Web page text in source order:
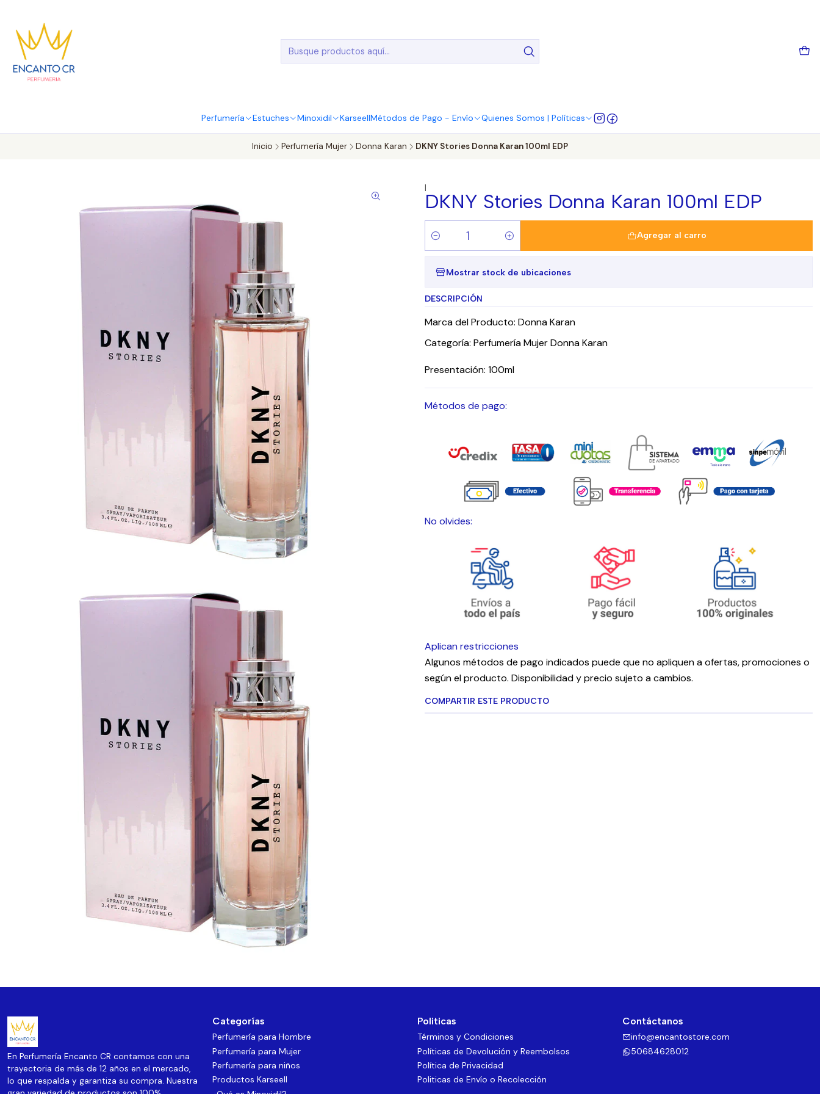
Perfumería Estuches Minoxidil KarseellMétodos de Pago - Envío Quienes Somos | Políticas
Inicio Perfumería Mujer Donna Karan DKNY Stories Donna Karan 100ml EDP
|
DKNY Stories Donna Karan 100ml EDP
Cantidad
Agregar al carro
Mostrar stock de ubicaciones
DESCRIPCIÓN
Marca del Producto: Donna Karan
Categoría: Perfumería Mujer Donna Karan
Presentación: 100ml
Métodos de pago:
No olvides:
Aplican restricciones
Algunos métodos de pago indicados puede que no apliquen a ofertas, promociones o
según el producto. Disponibilidad y precio sujeto a cambios.
COMPARTIR ESTE PRODUCTO
En Perfumería Encanto CR contamos con una
trayectoria de más de 12 años en el mercado,
lo que respalda y garantiza su compra. Nuestra
Categorías
Perfumería para Hombre
Perfumería para Mujer
Perfumería para niños
Productos Karseell
Politicas
Términos y Condiciones
Políticas de Devolución y Reembolsos
Política de Privacidad
Politicas de Envío o Recolección
Contáctanos
info@encantostore.com
50684628012